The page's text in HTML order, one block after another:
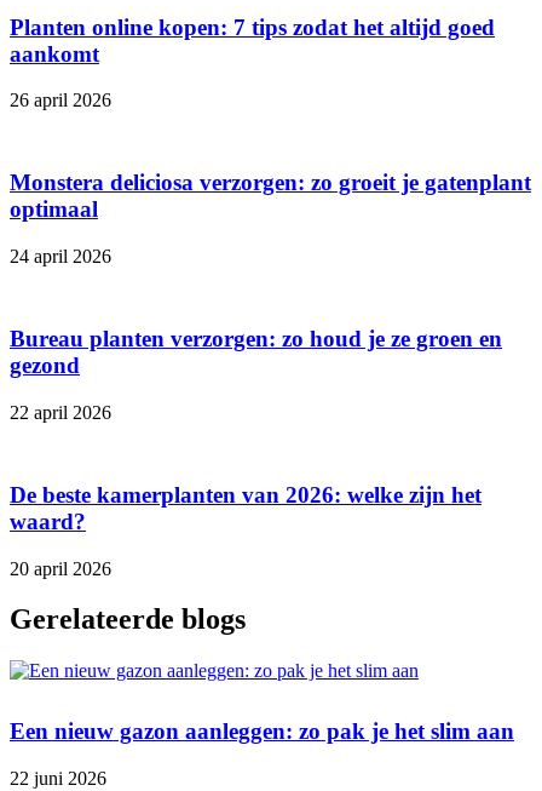
Planten online kopen: 7 tips zodat het altijd goed
aankomt
26 april 2026
Monstera deliciosa verzorgen: zo groeit je gatenplant
optimaal
24 april 2026
Bureau planten verzorgen: zo houd je ze groen en
gezond
22 april 2026
De beste kamerplanten van 2026: welke zijn het
waard?
20 april 2026
Gerelateerde blogs
Een nieuw gazon aanleggen: zo pak je het slim aan
22 juni 2026